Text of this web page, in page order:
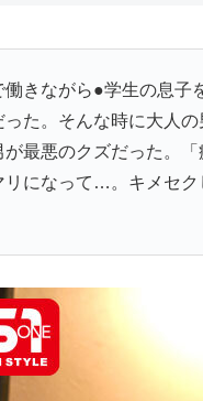
働きながら●学生の息子
った。そんな時に大人
最悪のクズだった。
リになって…。キメセ